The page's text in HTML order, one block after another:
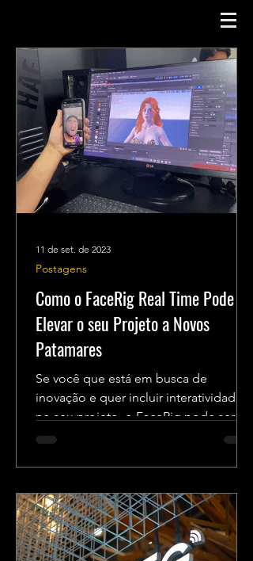
Como o FaceRig Real Time Pode
Elevar o seu Projeto a Novos
Patamares
Se você que está em busca de
inovação e quer incluir interatividade
no seu projeto, o FaceRig pode ser a
solução perfeita! Abaixo, vamos...
Postagens
11 de set. de 2023